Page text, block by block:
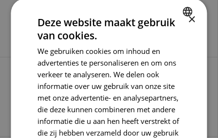
DUAL MASTER
MULTIFUNCTIONEEL CGU CLASSIC
×
Deze website maakt gebruik
van cookies.
We gebruiken cookies om inhoud en
advertenties te personaliseren en om ons
verkeer te analyseren. We delen ook
informatie over uw gebruik van onze site
met onze advertentie- en analysepartners,
die deze kunnen combineren met andere
informatie die u aan hen heeft verstrekt of
die zij hebben verzameld door uw gebruik